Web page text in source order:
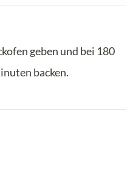
geben und bei 180
backen.